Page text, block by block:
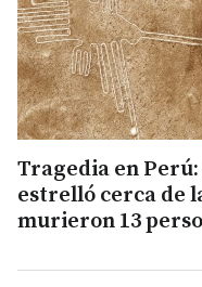
Tragedia en
estrelló cerca de
murieron 13